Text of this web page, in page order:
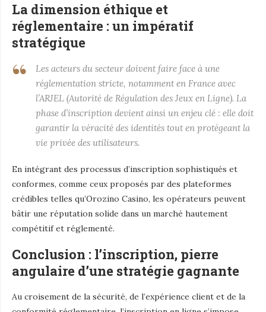
La dimension éthique et
réglementaire : un impératif
stratégique
Les acteurs du secteur doivent faire face à une
réglementation stricte, notamment en France avec
l’ARJEL (Autorité de Régulation des Jeux en Ligne). La
phase d’inscription devient ainsi un enjeu clé : elle doit
garantir la véracité des identités tout en protégeant la
vie privée des utilisateurs.
En intégrant des processus d’inscription sophistiqués et
conformes, comme ceux proposés par des plateformes
crédibles telles qu’Orozino Casino, les opérateurs peuvent
bâtir une réputation solide dans un marché hautement
compétitif et réglementé.
Conclusion : l’inscription, pierre
angulaire d’une stratégie gagnante
Au croisement de la sécurité, de l’expérience client et de la